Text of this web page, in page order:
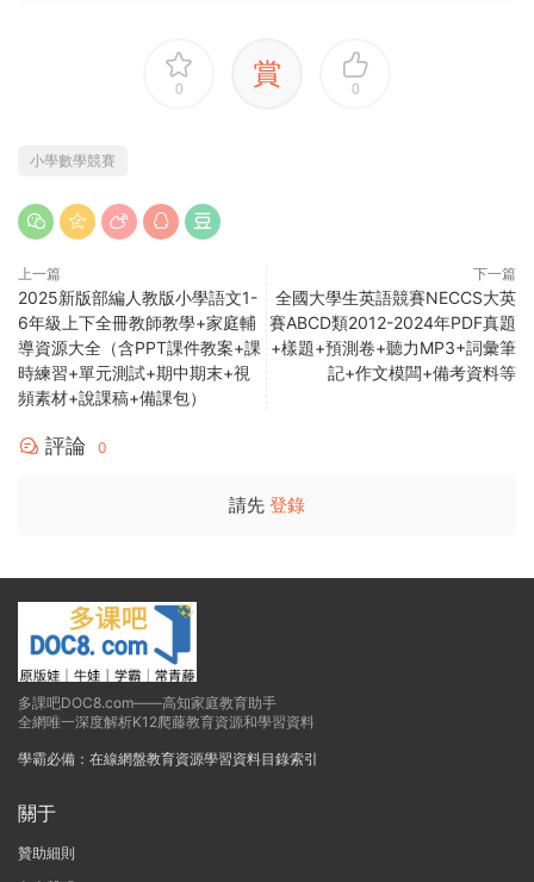
0 賞 0
小學數學競賽
上一篇
2025新版部編人教版小學語文1-
6年級上下全冊教師教學+家庭輔
導資源大全（含PPT課件教案+課
時練習+單元測試+期中期末+視
頻素材+說課稿+備課包）
下一篇
全國大學生英語競賽NECCS大英
賽ABCD類2012-2024年PDF真題
+樣題+預測卷+聽力MP3+詞彙筆
記+作文模闆+備考資料等
評論 0
請先 登錄
多課吧DOC8.com——高知家庭教育助手
全網唯一深度解析K12爬藤教育資源和學習資料
學霸必備：在線網盤教育資源學習資料目錄索引
關于
贊助細則